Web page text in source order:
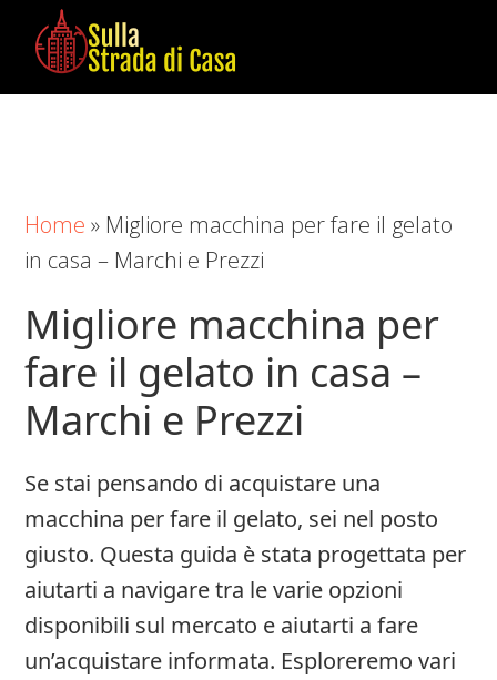
main
primary
footer
Sulla
in
Casa
Home » Migliore macchina per fare il gelato
in casa – Marchi e Prezzi
Migliore macchina per
fare il gelato in casa –
Marchi e Prezzi
Se stai pensando di acquistare una
macchina per fare il gelato, sei nel posto
giusto. Questa guida è stata progettata per
aiutarti a navigare tra le varie opzioni
disponibili sul mercato e aiutarti a fare
un’acquistare informata. Esploreremo vari